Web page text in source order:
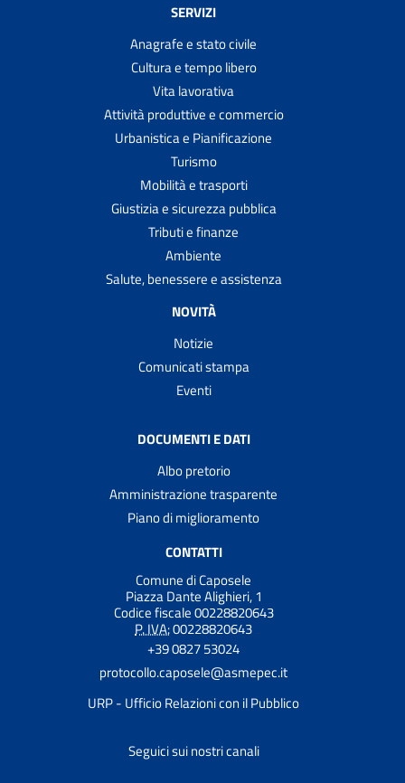
SERVIZI
Anagrafe e stato civile
Cultura e tempo libero
Vita lavorativa
Attività produttive e commercio
Urbanistica e Pianificazione
Turismo
Mobilità e trasporti
Giustizia e sicurezza pubblica
Tributi e finanze
Ambiente
Salute, benessere e assistenza
NOVITÀ
Notizie
Comunicati stampa
Eventi
DOCUMENTI E DATI
Albo pretorio
Amministrazione trasparente
Piano di miglioramento
CONTATTI
Comune di Caposele
Piazza Dante Alighieri, 1
Codice fiscale 00228820643
P. IVA:00228820643
+39 0827 53024
protocollo.caposele@asmepec.it
URP - Ufficio Relazioni con il Pubblico
Seguici sui nostri canali